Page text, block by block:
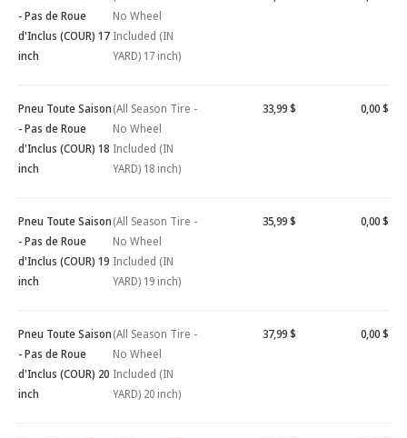
- Pas de Roue
d'Inclus (COUR) 17
inch
No Wheel
Included (IN
YARD) 17 inch)
Pneu Toute Saison
- Pas de Roue
d'Inclus (COUR) 18
inch
(All Season Tire -
No Wheel
Included (IN
YARD) 18 inch)
33,99 $ 0,00 $
Pneu Toute Saison
- Pas de Roue
d'Inclus (COUR) 19
inch
(All Season Tire -
No Wheel
Included (IN
YARD) 19 inch)
35,99 $ 0,00 $
Pneu Toute Saison
- Pas de Roue
d'Inclus (COUR) 20
inch
(All Season Tire -
No Wheel
Included (IN
YARD) 20 inch)
37,99 $ 0,00 $